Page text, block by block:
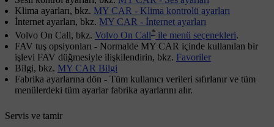
Klima ayarları, bkz. MY CAR - Klima kontrolü ayarları
İnternet ayarları, bkz. MY CAR - İnternet ayarları
Volvo On Call, bkz. Volvo On Call* ile menü seçenekleri.
FAV tuş opsiyonları - Normalde MY CAR içinde kullanılan bir
işlevi FAV düğmesiyle ilişkilendirin, bkz. Favoriler
Bilgi, bkz. MY CAR Bilgi
Fabrika ayarlarına dön - Tüm kullanıcı verileri sıfırlanır ve tüm
menülerdeki tüm ayarlar fabrika ayarlarını alır.
Servis ve tamir